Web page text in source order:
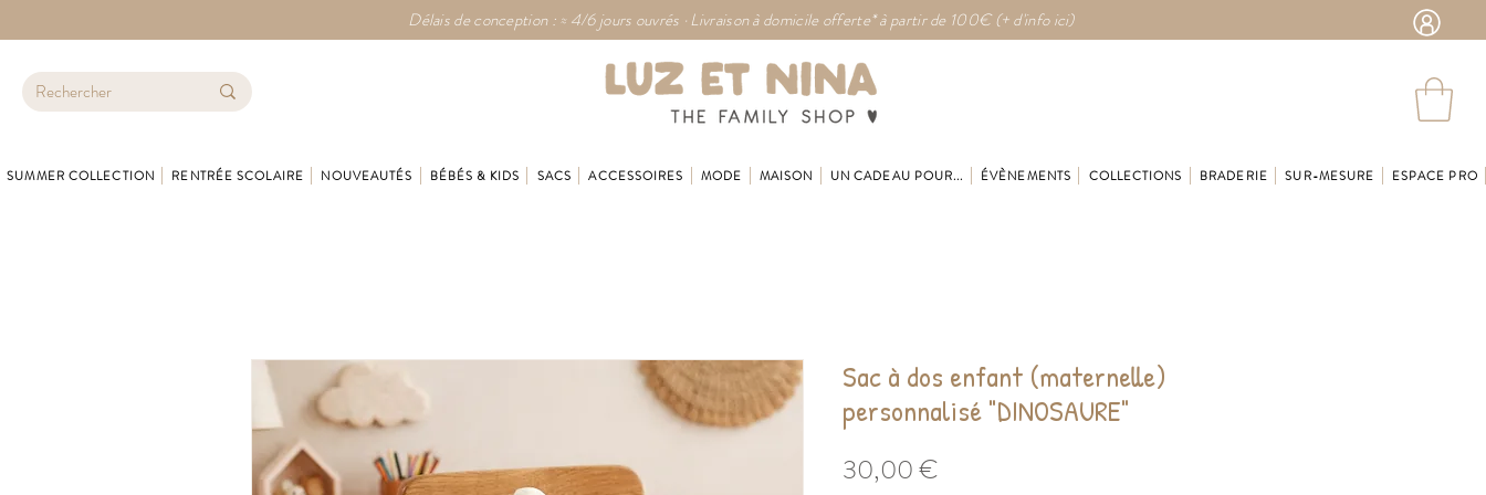
Délais de conception : ≈ 4/6 jours ouvrés · Livraison à domicile offerte* à partir de 100€ (+ d'info ici)
SUMMER COLLECTION RENTRÉE SCOLAIRE NOUVEAUTÉS BÉBÉS & KIDS SACS ACCESSOIRES MODE MAISON UN CADEAU POUR... ÉVÈNEMENTS COLLECTIONS BRADERIE SUR-MESURE ESPACE PRO
Sac à dos enfant (maternelle)
personnalisé "DINOSAURE"
30,00 €